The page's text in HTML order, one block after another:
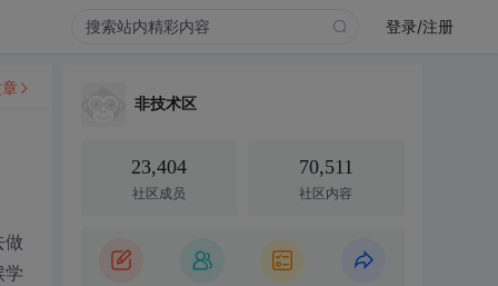
登录/注册
做
学
非技术区
23,404
社区成员
70,511
社区内容